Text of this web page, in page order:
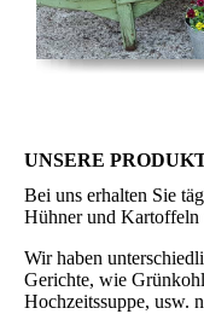
UNSERE
Bei uns erhalten Sie
Hühner und Kartoffeln
Wir haben
Gerichte, wie
Hochzeitssuppe, usw.